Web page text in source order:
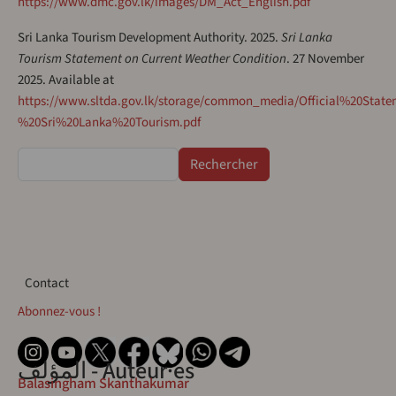
Sri Lanka Tourism Development Authority. 2025.Sri Lanka
Tourism Statement on Current Weather Condition. 27 November
2025. Available at
https://www.sltda.gov.lk/storage/common_media/
%20Sri%20Lanka%20Tourism.pdf
Contact
Contact
Abonnez-vous !
المؤلف - Auteur·es
Balasingham Skanthakumar